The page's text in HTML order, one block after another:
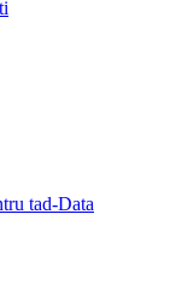
tad-Data